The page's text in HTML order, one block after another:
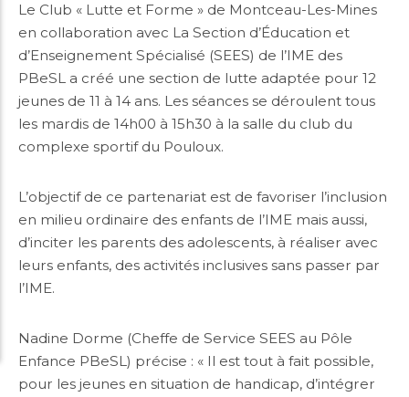
Le Club « Lutte et Forme » de Montceau-Les-Mines
en collaboration avec La Section d’Éducation et
d’Enseignement Spécialisé (SEES) de l’IME des
PBeSL a créé une section de lutte adaptée pour 12
jeunes de 11 à 14 ans. Les séances se déroulent tous
les mardis de 14h00 à 15h30 à la salle du club du
complexe sportif du Pouloux.
L’objectif de ce partenariat est de favoriser l’inclusion
en milieu ordinaire des enfants de l’IME mais aussi,
d’inciter les parents des adolescents, à réaliser avec
leurs enfants, des activités inclusives sans passer par
l’IME.
Nadine Dorme (Cheffe de Service SEES au Pôle
Enfance PBeSL) précise : « Il est tout à fait possible,
pour les jeunes en situation de handicap, d’intégrer